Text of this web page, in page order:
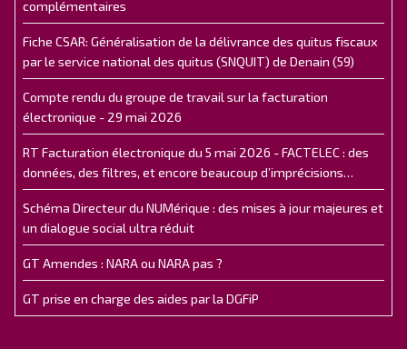
complémentaires
Fiche CSAR: Généralisation de la délivrance des quitus fiscaux
par le service national des quitus (SNQUIT) de Denain (59)
Compte rendu du groupe de travail sur la facturation
électronique - 29 mai 2026
RT Facturation électronique du 5 mai 2026 - FACTELEC : des
données, des filtres, et encore beaucoup d’imprécisions…
Schéma Directeur du NUMérique : des mises à jour majeures et
un dialogue social ultra réduit
GT Amendes : NARA ou NARA pas ?
GT prise en charge des aides par la DGFiP